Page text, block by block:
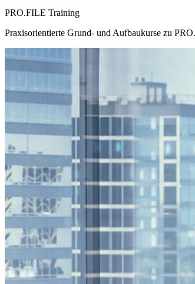
PRO.FILE Training
Praxisorientierte Grund- und Aufbaukurse zu